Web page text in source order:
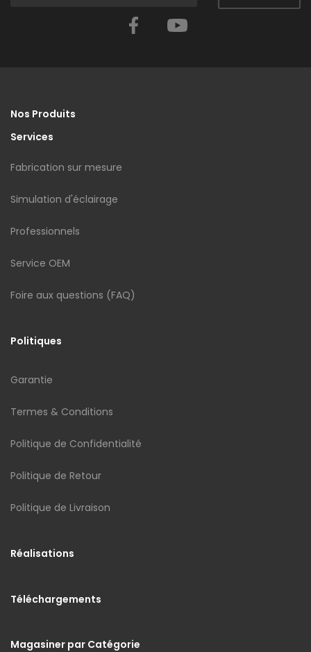
Facebook
Nos Produits
Services
Fabrication sur mesure
Simulation d'éclairage
Professionnels
Service OEM
Foire aux questions (FAQ)
Politiques
Garantie
Termes & Conditions
Politique de Confidentialité
Politique de Retour
Politique de Livraison
Réalisations
Téléchargements
Magasiner par Catégorie